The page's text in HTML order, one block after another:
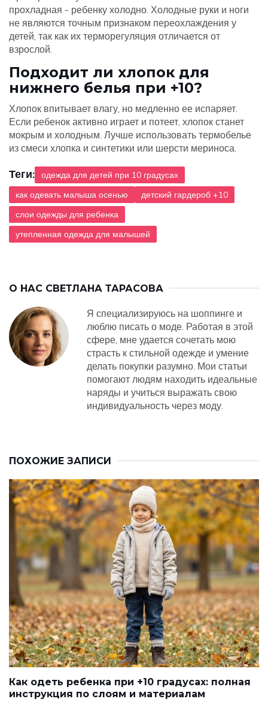
прохладная - ребенку холодно. Холодные руки и ноги
не являются точным признаком переохлаждения у
детей, так как их терморегуляция отличается от
взрослой.
Подходит ли хлопок для
нижнего белья при +10?
Хлопок впитывает влагу, но медленно ее испаряет.
Если ребенок активно играет и потеет, хлопок станет
мокрым и холодным. Лучше использовать термобелье
из смеси хлопка и синтетики или шерсти мериноса.
Теги:
одежда для детей при 10 градусах
как одевать малыша осенью
детский гардероб +10
слои одежды для ребенка
утепленная одежда для малышей
О НАС СВЕТЛАНА ТАРАСОВА
Я специализируюсь на шоппинге и
люблю писать о моде. Работая в этой
сфере, мне удается сочетать мою
страсть к стильной одежде и умение
делать покупки разумно. Мои статьи
помогают людям находить идеальные
наряды и учиться выражать свою
индивидуальность через моду.
ПОХОЖИЕ ЗАПИСИ
Как одеть ребенка при +10 градусах: полная
инструкция по слоям и материалам